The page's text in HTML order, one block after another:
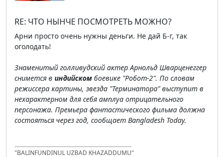
RE: ЧТО НЫНЧЕ ПОСМОТРЕТЬ МОЖНО?
Арни просто очень нужны деньги. Не дай Б-г, так
оголодать!
Знаменитый голливудский актер Арнольд Шварценеггер
снимется в индийском боевике "Робот-2". По словам
режиссера картины, звезда "Терминатора" выступит в
нехарактерном для себя амплуа отрицательного
персонажа. Премьера фантастического фильма должна
состояться через год, сообщает Bangladesh Today.
"BALINFUNDINUL UZBAD KHAZADDUMU"